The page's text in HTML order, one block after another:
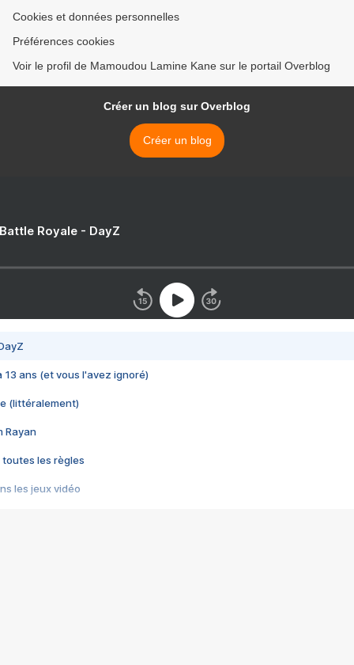
Cookies et données personnelles
Préférences cookies
Voir le profil de Mamoudou Lamine Kane sur le portail Overblog
Créer un blog sur Overblog
Créer un blog
Royale - DayZ
13 ans (et vous l'avez ignoré)
(littéralement)
Rayan
toutes les règles
les jeux vidéo